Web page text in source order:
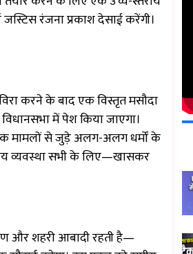
जस्टिस रंजना प्रकाश देसाई करेंगी।
करने के बाद एक विस्तृत मसौदा
में पेश किया जाएगा।
मामलों से जुड़े अलग-अलग धर्मों के
व्यवस्था सभी के लिए—खासकर
और शहरी आबादी रहती है—